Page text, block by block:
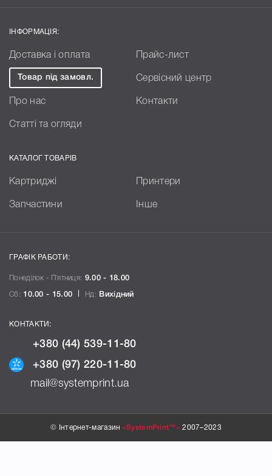
ІНФОРМАЦІЯ:
Доставка і оплата Прайс-лист
Товар під замовл. Сервісний центр
Про нас Контакти
Статті та огляди
КАТАЛОГ ТОВАРІВ
Картриджі Принтери
Запчастини Інше
ГРАФІК РАБОТИ:
Понеділок - П`ятниця: 9.00 - 18.00
Сб: 10.00 - 15.00 Нд: Вихідний
КОНТАКТИ:
+380 (44) 539-11-80
+380 (97) 220-11-80
mail@systemprint.ua
© Інтернет-магазин «SystemPrint™» 2007–2023